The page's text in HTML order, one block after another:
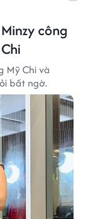
công
Mỹ Chi và
bất ngờ.